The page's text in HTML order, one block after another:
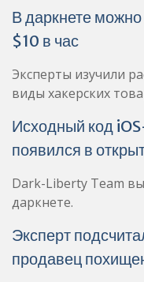
В даркнете можно
$10 в час
Эксперты изучили
виды хакерских
Исходный код
появился в
Dark-Liberty Team
даркнете.
Эксперт
продавец